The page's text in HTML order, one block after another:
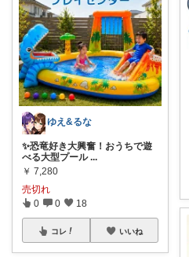
ゆえ&るな
✨恐竜好き大興奮！おうちで遊
べる大型プール ...
￥ 7,280
売切れ
0 0 18
コレ いいね